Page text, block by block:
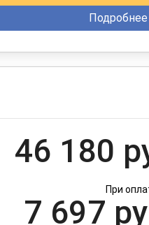
46 180
При
7 697